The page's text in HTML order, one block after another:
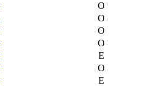
O
O
O
O
E
O
E